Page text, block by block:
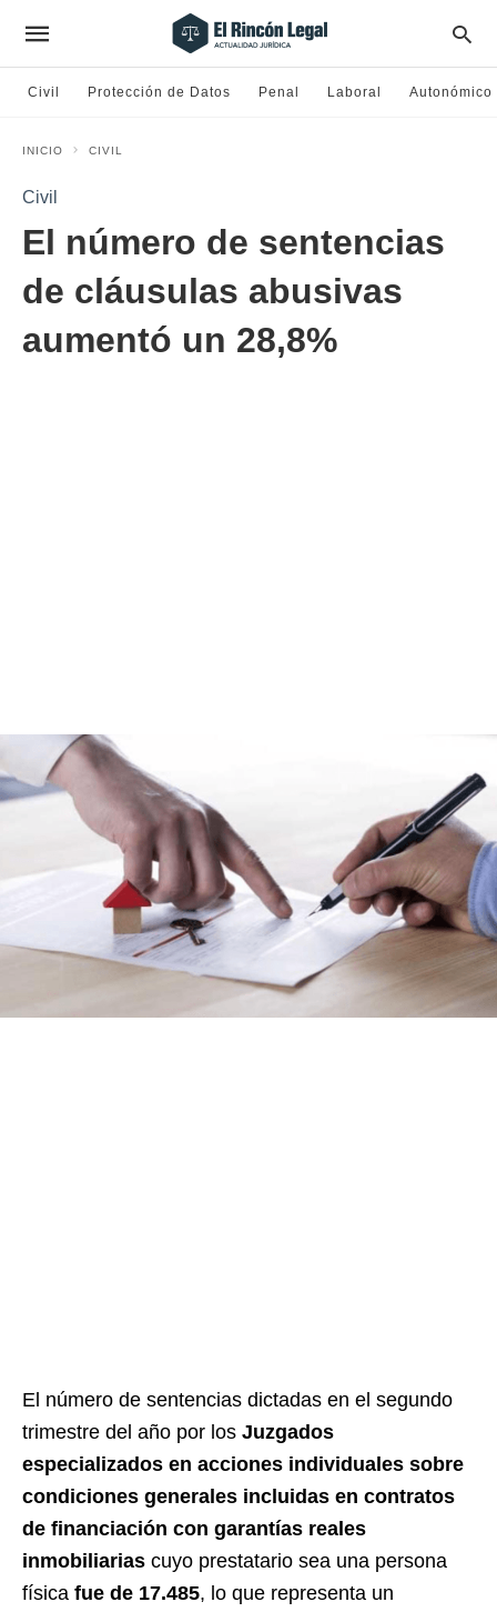
Civil Protección de Datos Penal Laboral Autonómico
INICIO CIVIL
Civil
El número de sentencias
de cláusulas abusivas
aumentó un 28,8%
El número de sentencias dictadas en el segundo
trimestre del año por los Juzgados
especializados en acciones individuales sobre
condiciones generales incluidas en contratos
de financiación con garantías reales
inmobiliarias cuyo prestatario sea una persona
física fue de 17.485, lo que representa un